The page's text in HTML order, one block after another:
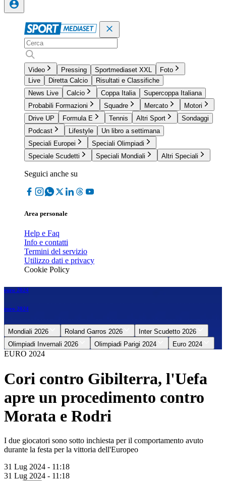
Video Pressing Sportmediaset XXL
Foto
Live
Diretta Calcio
Risultati e Classifiche
News Live
Calcio Coppa Italia
Supercoppa Italiana
Probabili Formazioni
Squadre Mercato
Motori
Drive UP
Formula E Tennis Altri Sport
Sondaggi
Podcast
Lifestyle
Un libro a settimana
Speciali Europei
Speciali Olimpiadi
Speciale Scudetti
Speciali Mondiali Altri Speciali
Seguici anche su
Area personale
Help e Faq
Info e contatti
Termini del servizio
Utilizzo dati e privacy
Cookie Policy
euro 2024
euro 2024
Mondiali 2026 Roland Garros 2026
Inter Scudetto 2026
Olimpiadi Invernali 2026
Olimpiadi Parigi 2024 Euro 2024
EURO 2024
Cori contro Gibilterra, l'Uefa
apre un procedimento contro
Morata e Rodri
I due giocatori sono sotto inchiesta per il comportamento avuto
durante la festa per la vittoria dell'Europeo
31 Lug 2024 - 11:18
31 Lug 2024 - 11:18